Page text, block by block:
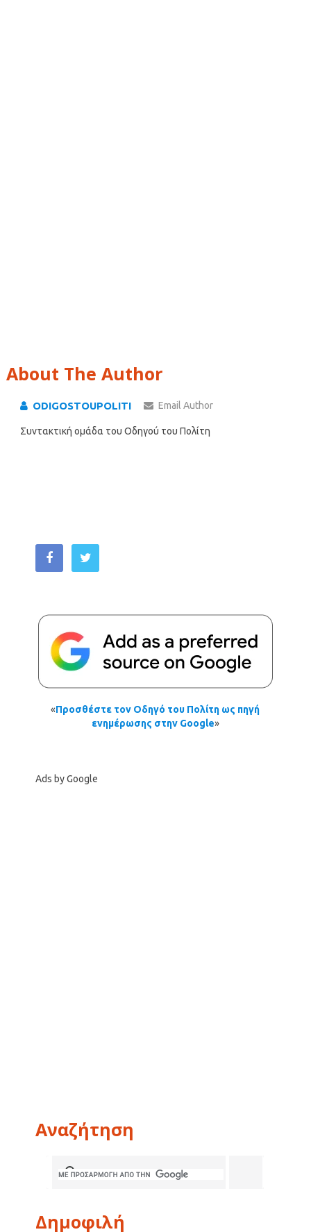
About The Author
ODIGOSTOUPOLITI Email Author
Συντακτική ομάδα του Οδηγού του Πολίτη
«Προσθέστε τον Οδηγό του Πολίτη ως πηγή
ενημέρωσης στην Google»
Ads by Google
Αναζήτηση
Δημοφιλή